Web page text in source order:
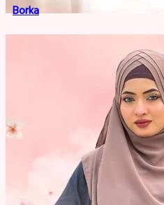
Borka